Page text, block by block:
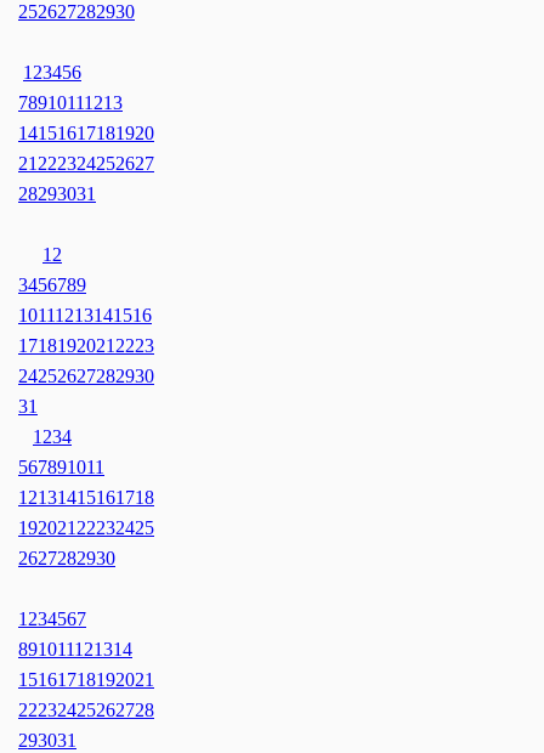
252627282930
1 23456
78910111213
14151617181920
21 222324252627
28293031
1 2
3456789
10111213141516
1718192021 2223
24252627282930
31
1 234
567891011
12131415161718
192021 22232425
2627282930
1 234567
891011121314
15161718192021
22232425262728
293031